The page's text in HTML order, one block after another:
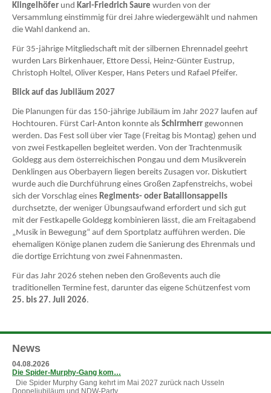
Klingelhöfer und Karl-Friedrich Saure wurden von der
Versammlung einstimmig für drei Jahre wiedergewählt und nahmen
die Wahl dankend an.
Für 35-jährige Mitgliedschaft mit der silbernen Ehrennadel geehrt
wurden Lars Birkenhauer, Ettore Dessi, Heinz-Günter Eustrup,
Christoph Holtel, Oliver Kesper, Hans Peters und Rafael Pfeifer.
Blick auf das Jubiläum 2027
Die Planungen für das 150-jährige Jubiläum im Jahr 2027 laufen auf
Hochtouren. Fürst Carl-Anton konnte als Schirmherr gewonnen
werden. Das Fest soll über vier Tage (Freitag bis Montag) gehen und
von zwei Festkapellen begleitet werden. Von der Trachtenmusik
Goldegg aus dem österreichischen Pongau und dem Musikverein
Denklingen aus Oberbayern liegen bereits Zusagen vor. Diskutiert
wurde auch die Durchführung eines Großen Zapfenstreichs, wobei
sich der Vorschlag eines Regiments- oder Bataillonsappells
durchsetzte, der weniger Übungsaufwand erfordert und sich gut
mit der Festkapelle Goldegg kombinieren lässt, die am Freitagabend
„Musik in Bewegung“ auf dem Sportplatz aufführen werden. Die
ehemaligen Könige planen zudem die Sanierung des Ehrenmals und
die dortige Errichtung von zwei Fahnenmasten.
Für das Jahr 2026 stehen neben den Großevents auch die
traditionellen Termine fest, darunter das eigene Schützenfest vom
25. bis 27. Juli 2026.
News
04.08.2026
Die Spider-Murphy-Gang kom…
Die Spider Murphy Gang kehrt im Mai 2027 zurück nach Usseln